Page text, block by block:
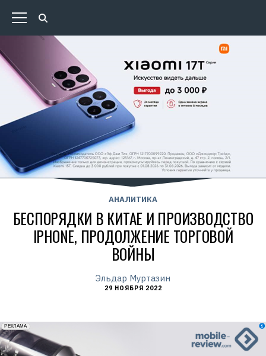
АНАЛИТИКА
БЕСПОРЯДКИ В КИТАЕ И ПРОИЗВОДСТВО
IPHONE, ПРОДОЛЖЕНИЕ ТОРГОВОЙ
ВОЙНЫ
Эльдар Муртазин
29 НОЯБРЯ 2022
erid: 2VfnxxmNzs5
РЕКЛАМА